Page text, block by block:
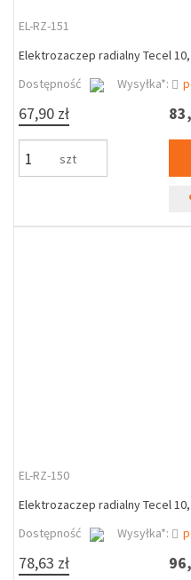
EL-RZ-151
Elektrozaczep radialny Tecel 10,
Dostępność
Wysyłka*:
67,90 zł
szt
EL-RZ-150
Elektrozaczep radialny Tecel
Dostępność
Wysyłka*:
78,63 zł